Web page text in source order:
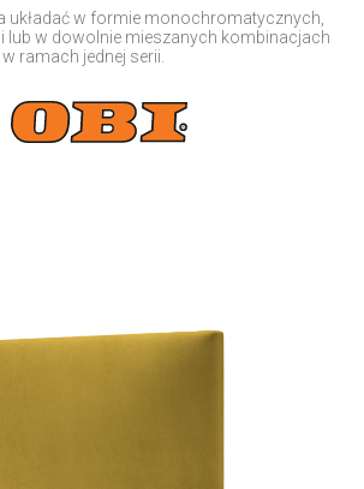
układać w formie monochromatycznych,
lub w dowolnie mieszanych kombinacjach
ramach jednej serii.